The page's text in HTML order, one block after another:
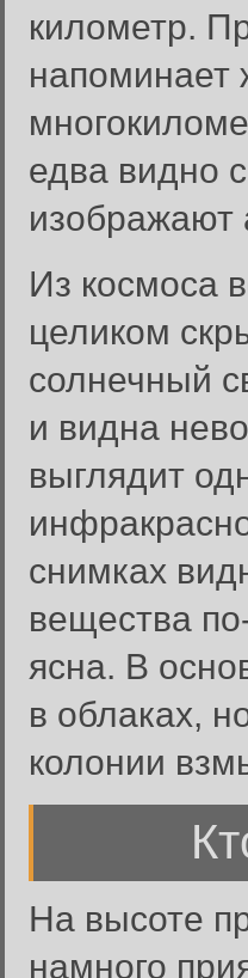
километр.
напоминает
едва видно
изображают
Из космоса
целиком
солнечный
и видна
выглядит
снимках
вещества
ясна. В
в облаках,
колонии
На высоте
намного